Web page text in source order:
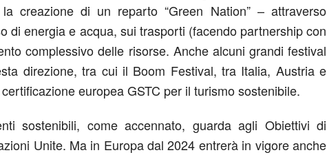
creazione di un reparto “Green Nation” – attraverso
di energia e acqua, sui trasporti (facendo partnership con
complessivo delle risorse. Anche alcuni grandi festival
direzione, tra cui il Boom Festival, tra Italia, Austria e
europea GSTC per il turismo sostenibile.
sostenibili, come accennato, guarda agli Obiettivi di
Unite. Ma in Europa dal 2024 entrerà in vigore anche